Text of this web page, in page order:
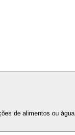
de alimentos ou água